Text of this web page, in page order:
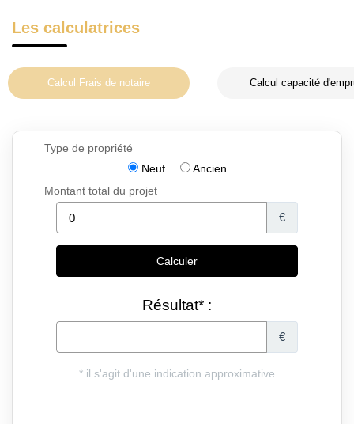
Les calculatrices
Calcul Frais de notaire Calcul capacité